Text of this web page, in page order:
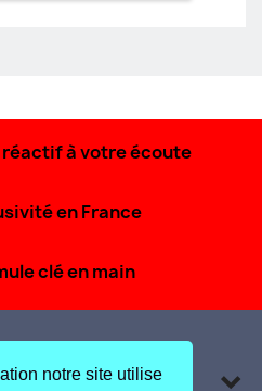
notre site utilise
réactif à votre écoute
en France
clé en main
